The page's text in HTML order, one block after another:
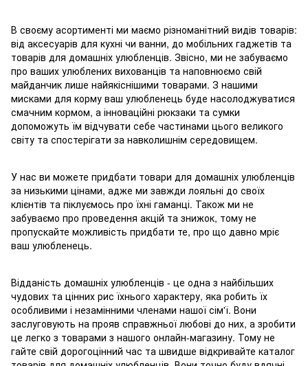
В своєму асортименті ми маємо різноманітний видів товарів:
від аксесуарів для кухні чи ванни, до мобільних гаджетів та
товарів для домашніх улюбленців. Звісно, ми не забуваємо
про ваших улюблених вихованців та наповнюємо свій
майданчик лише найякіснішими товарами. З нашими
мисками для корму ваш улюбленець буде насолоджуватися
смачним кормом, а інноваційні рюкзаки та сумки
допоможуть їм відчувати себе частинами цього великого
світу та спостерігати за навколишнім середовищем.
У нас ви можете придбати товари для домашніх улюбленців
за низькими цінами, адже ми завжди лояльні до своїх
клієнтів та піклуємось про їхні гаманці. Також ми не
забуваємо про проведення акцій та знижок, тому не
пропускайте можливість придбати те, про що давно мріє
ваш улюбленець.
Відданість домашніх улюбленців - це одна з найбільших
чудових та цінних рис їхнього характеру, яка робить їх
особливими і незамінними членами нашої сім'ї. Вони
заслуговують на прояв справжньої любові до них, а зробити
це легко з товарами з нашого онлайн-магазину. Тому не
гайте свій дорогоцінний час та швидше відкривайте каталог